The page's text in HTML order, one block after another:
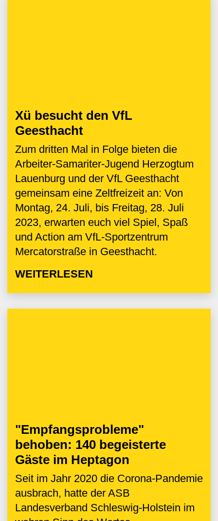
Xü besucht den VfL
Geesthacht
Zum dritten Mal in Folge bieten die
Arbeiter-Samariter-Jugend Herzogtum
Lauenburg und der VfL Geesthacht
gemeinsam eine Zeltfreizeit an: Von
Montag, 24. Juli, bis Freitag, 28. Juli
2023, erwarten euch viel Spiel, Spaß
und Action am VfL-Sportzentrum
Mercatorstraße in Geesthacht.
WEITERLESEN
"Empfangsprobleme"
behoben: 140 begeisterte
Gäste im Heptagon
Seit im Jahr 2020 die Corona-Pandemie
ausbrach, hatte der ASB
Landesverband Schleswig-Holstein im